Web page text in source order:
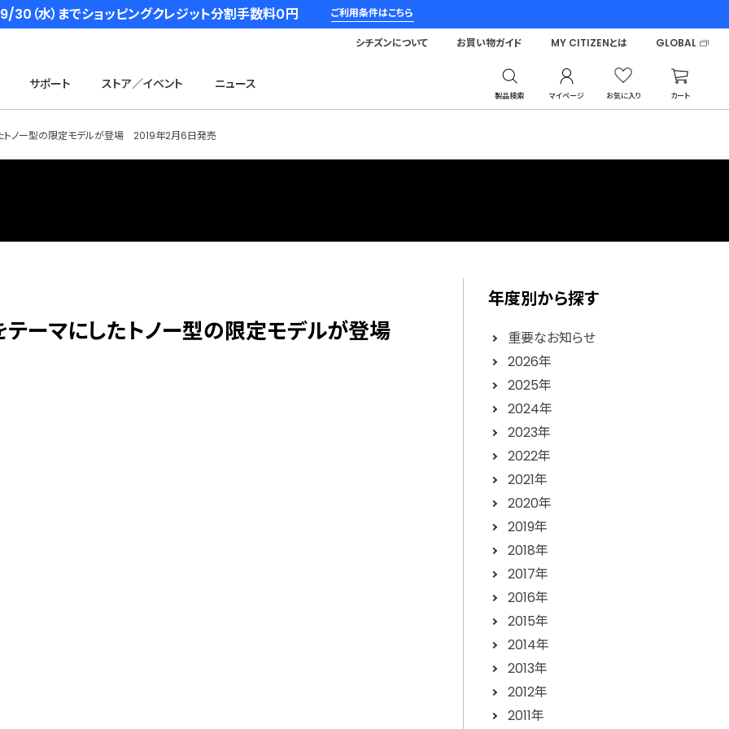
（水）までショッピングクレジット分割手数料０円 ご利用条件はこちら
サポート ストア／イベント ニュース
製品検索 マイページ お気に入り カート
シチズンについて お買い物ガイド MY CITIZENとは GLOBAL
たトノー型の限定モデルが登場 2019年2月6日発売
をテーマにしたトノー型の限定モデルが登場
年度別から探す
重要なお知らせ
2026年
2025年
2024年
2023年
2022年
2021年
2020年
2019年
2018年
2017年
2016年
2015年
2014年
2013年
2012年
2011年